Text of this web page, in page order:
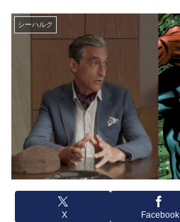
シーハルク
X Facebook